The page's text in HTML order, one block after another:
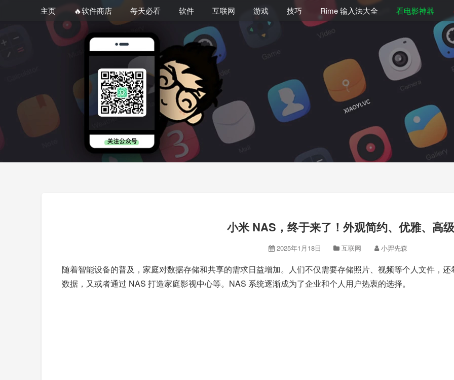
主页 🔥软件商店 每天必看 软件 互联网 游戏 技巧 Rime 输入法大全 看电影神器
小米 NAS，终于来了！外观简约、优雅、高级
2025年1月18日 互联网 小羿先森
随着智能设备的普及，家庭对数据存储和共享的需求日益增加。人们不仅需要存储照片、视频等个人文件，
数据，又或者通过 NAS 打造家庭影视中心等。NAS 系统逐渐成为了企业和个人用户热衷的选择。